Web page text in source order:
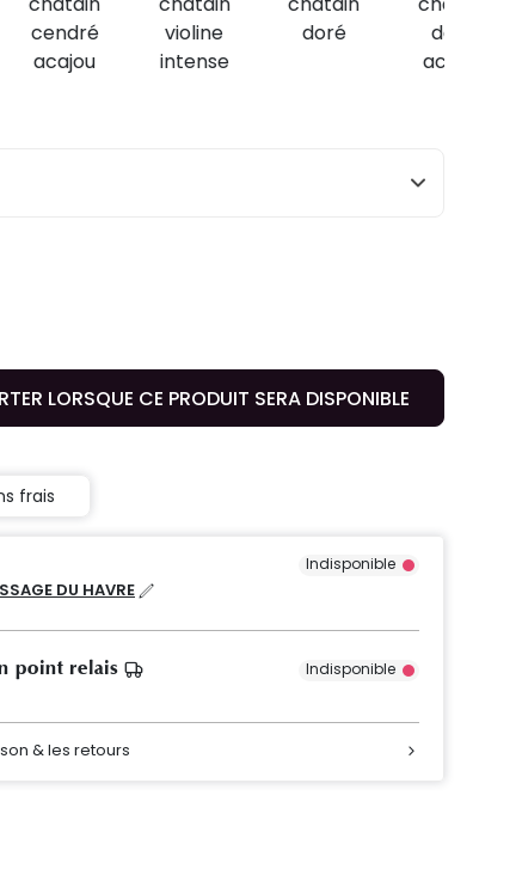
LORSQUE CE PRODUIT SERA DISPONIBLE
frais
Indisponible
DU HAVRE
point relais Indisponible
& les retours